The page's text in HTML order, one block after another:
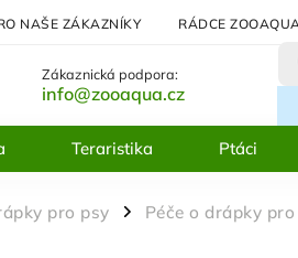
NAŠE ZÁKAZNÍKY RÁDCE ZOOAQUA
Zákaznická podpora:
info@zooaqua.cz
Teraristika Ptáci
pro psy / Péče o drápky